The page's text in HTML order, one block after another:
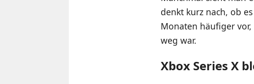
denkt kurz nach, ob
Monaten häufiger
weg war.
Xbox Series X